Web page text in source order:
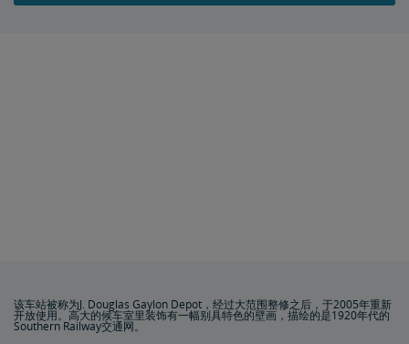
该车站被称为J. Douglas Gaylon Depot，经过大范围整修之后，于2005年重新
开放使用。高大的候车室里装饰有一幅别具特色的壁画，描绘的是1920年代的
Southern Railway交通网。